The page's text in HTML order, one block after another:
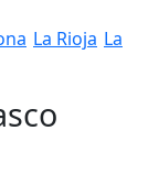
La Rioja La